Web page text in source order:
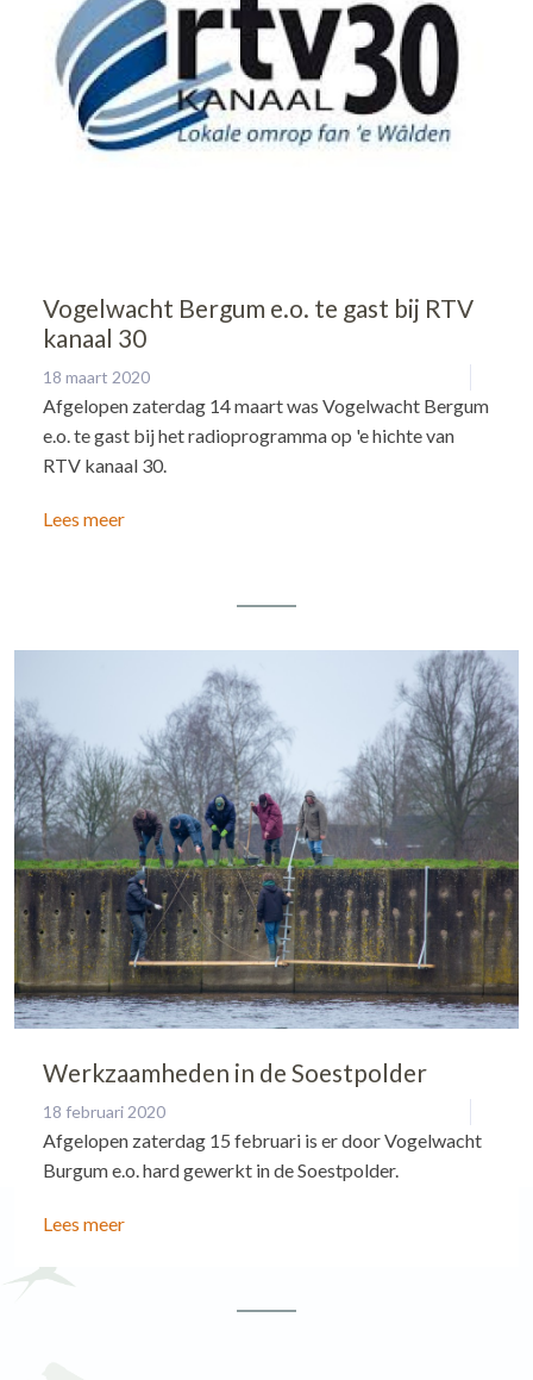
Vogelwacht Bergum e.o. te gast bij RTV
kanaal 30
18 maart 2020
Afgelopen zaterdag 14 maart was Vogelwacht Bergum
e.o. te gast bij het radioprogramma op 'e hichte van
RTV kanaal 30.
Lees meer
Werkzaamheden in de Soestpolder
18 februari 2020
Afgelopen zaterdag 15 februari is er door Vogelwacht
Burgum e.o. hard gewerkt in de Soestpolder.
Lees meer